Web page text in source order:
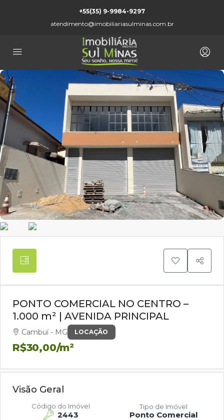
+55(35) 9-9984-9297
atendimento@imobiliariasulminas.com.br
LOCAÇÃO
PONTO COMERCIAL NO CENTRO –
1.000 m² | AVENIDA PRINCIPAL
Cambuí - MG
R$30,00/m²
Visão Geral
2443
Código do Imóvel
Ponto Comercial
Tipo de Imóvel